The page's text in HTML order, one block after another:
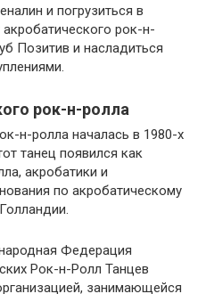
и погрузиться в
рок-н-
Позитив и насладиться
рок-н-ролла
н-ролла началась в 1980-х
танец появился как
акробатики и
по акробатическому
Федерация
Рок-н-Ролл Танцев
занимающейся